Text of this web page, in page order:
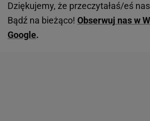
Dziękujemy, że przeczytałaś/eś
Bądź na bieżąco! Obserwuj nas w
Google.